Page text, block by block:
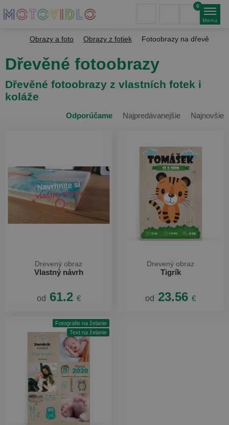
0
Menu
Obrazy a foto Obrazy z fotiek Fotoobrazy na dřevě
Dřevěné fotoobrazy
Dřevěné fotoobrazy z vlastních fotek i
koláže
Odporúčame Najpredávanejšie Najnovšie
Navrhnite si
vlastný motív
Drevený obraz
Vlastný návrh
od 61.2 €
Drevený obraz
Tigrík
od 23.56 €
Fotografie na želanie
Text na želanie